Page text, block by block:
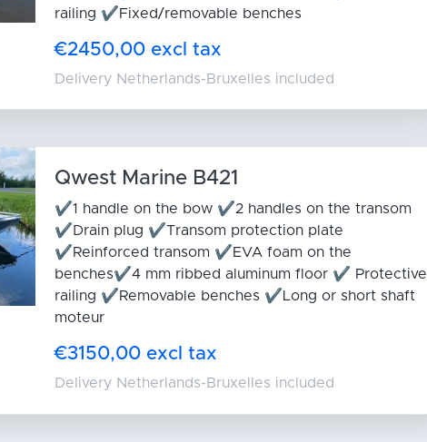
railing ✔Fixed/removable benches
€2450,00 excl tax
Delivery Netherlands-Bruxelles included
Qwest Marine B421
✔1 handle on the bow ✔2 handles on the transom
✔Drain plug ✔Transom protection plate
✔Reinforced transom ✔EVA foam on the
benches✔4 mm ribbed aluminum floor ✔ Protective
railing ✔Removable benches ✔Long or short shaft
moteur
€3150,00 excl tax
Delivery Netherlands-Bruxelles included